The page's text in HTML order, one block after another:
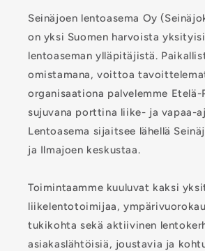
Seinäjoen lentoasema Oy
on yksi Suomen harvoista
lentoaseman ylläpitäjistä.
omistamana, voittoa
organisaationa palvelemme Etelä-
sujuvana porttina liike- ja vapaa-
Lentoasema sijaitsee lähellä
ja Ilmajoen keskustaa.
Toimintaamme kuuluvat kaksi
liikelentotoimijaa,
tukikohta sekä aktiivinen
asiakaslähtöisiä, joustavia ja